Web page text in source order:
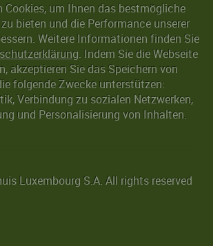
Cookies, um Ihnen das bestmögliche
bieten und die Performance unserer
Weitere Informationen finden Sie
. Indem Sie die Webseite
akzeptieren Sie das Speichern von
folgende Zwecke unterstützen:
Verbindung zu sozialen Netzwerken,
und Personalisierung von Inhalten.
Luxembourg S.A. All rights reserved